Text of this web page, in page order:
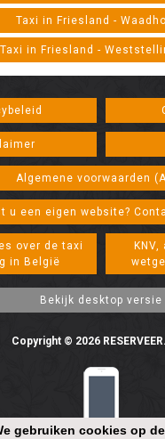
gebruiken cookies op
Taxi in Friesland -
Taxi in Friesland -
Algemene voorwaarden
u een eigen website?
over de taxi
in België
Copyright © 2026